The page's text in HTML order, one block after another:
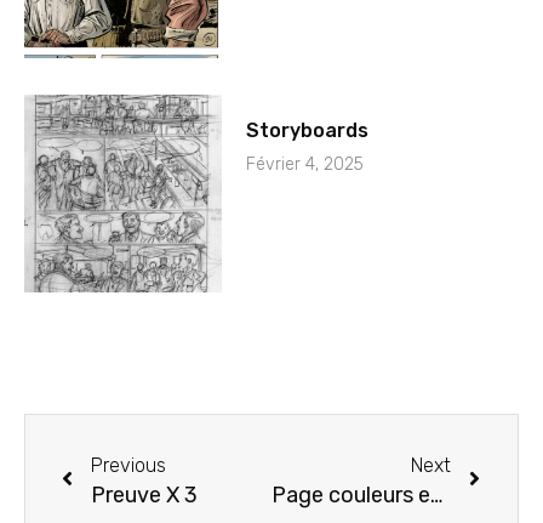
Storyboards
Février 4, 2025
Previous
Preuve X 3
Next
Page couleurs et dédicace